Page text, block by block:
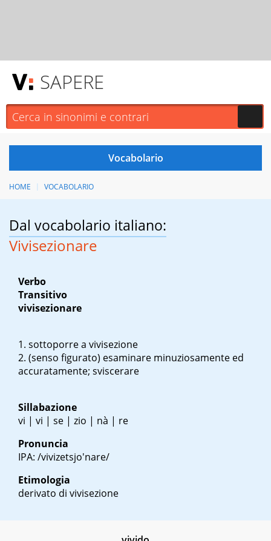
SAPERE
HOME VOCABOLARIO
Dal vocabolario italiano:
Vivisezionare
Verbo
Transitivo
vivisezionare
sottoporre a vivisezione
(senso figurato) esaminare minuziosamente ed
accuratamente; sviscerare
Sillabazione
vi | vi | se | zio | nà | re
Pronuncia
IPA: /vivizetsjo'nare/
Etimologia
derivato di vivisezione